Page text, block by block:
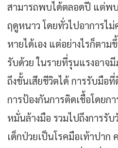
สามารถพบได้ตลอดปี แต่พ
ฤดูหนาว โดยทั่วไปอาการไ
หายได้เอง แต่อย่างไรก็ตา
รับด้วย ในรายที่รุนแรงอาจ
ถึงขั้นเสียชีวิตได้ การรับมือ
การป้องกันการติดเชื้อโดยก
หมั่นล้างมือ รวมไปถึงการรั
เด็กป่วยเป็นโรคมือเท้าปาก